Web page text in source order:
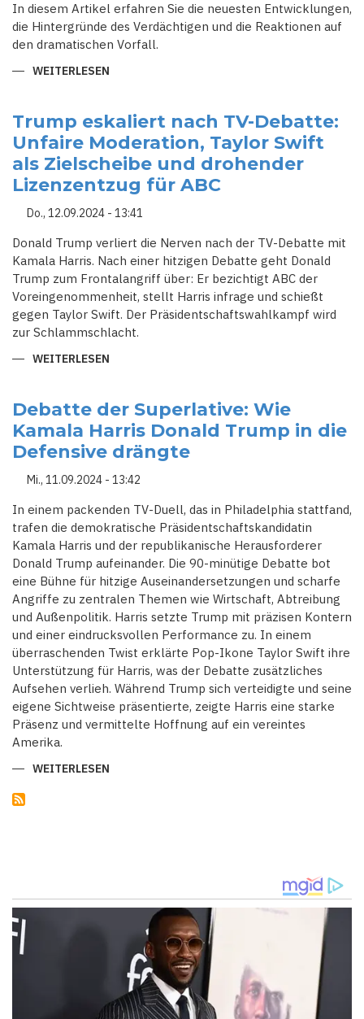
In diesem Artikel erfahren Sie die neuesten Entwicklungen,
die Hintergründe des Verdächtigen und die Reaktionen auf
den dramatischen Vorfall.
WEITERLESEN
ÜBERLEBT
ERNEUTEN
ANSCHLAGSVERSUCH
Trump eskaliert nach TV-Debatte:
Unfaire Moderation, Taylor Swift
als Zielscheibe und drohender
Lizenzentzug für ABC
Do., 12.09.2024 - 13:41
Donald Trump verliert die Nerven nach der TV-Debatte mit
Kamala Harris. Nach einer hitzigen Debatte geht Donald
Trump zum Frontalangriff über: Er bezichtigt ABC der
Voreingenommenheit, stellt Harris infrage und schießt
gegen Taylor Swift. Der Präsidentschaftswahlkampf wird
zur Schlammschlacht.
WEITERLESEN
TV-
DEBATTE:
UNFAIRE
MODERATION,
TAYLOR
SWIFT
ALS
ZIELSCHEIBE
DROHENDER
LIZENZENTZUG
FÜR
ABC
Debatte der Superlative: Wie
Kamala Harris Donald Trump in die
Defensive drängte
Mi., 11.09.2024 - 13:42
In einem packenden TV-Duell, das in Philadelphia stattfand,
trafen die demokratische Präsidentschaftskandidatin
Kamala Harris und der republikanische Herausforderer
Donald Trump aufeinander. Die 90-minütige Debatte bot
eine Bühne für hitzige Auseinandersetzungen und scharfe
Angriffe zu zentralen Themen wie Wirtschaft, Abtreibung
und Außenpolitik. Harris setzte Trump mit präzisen Kontern
und einer eindrucksvollen Performance zu. In einem
überraschenden Twist erklärte Pop-Ikone Taylor Swift ihre
Unterstützung für Harris, was der Debatte zusätzliches
Aufsehen verlieh. Während Trump sich verteidigte und seine
eigene Sichtweise präsentierte, zeigte Harris eine starke
Präsenz und vermittelte Hoffnung auf ein vereintes
Amerika.
WEITERLESEN
DRÄNGTE